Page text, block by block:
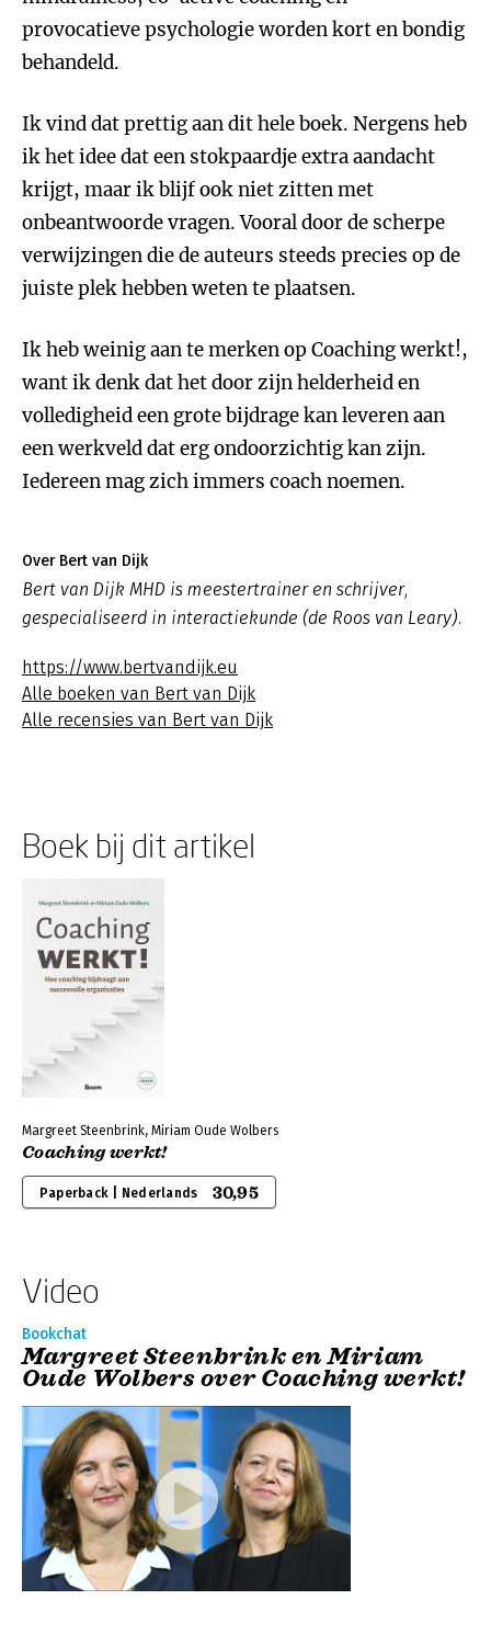
provocatieve psychologie worden kort en bondig
behandeld.
Ik vind dat prettig aan dit hele boek. Nergens heb
ik het idee dat een stokpaardje extra aandacht
krijgt, maar ik blijf ook niet zitten met
onbeantwoorde vragen. Vooral door de scherpe
verwijzingen die de auteurs steeds precies op de
juiste plek hebben weten te plaatsen.
Ik heb weinig aan te merken op Coaching werkt!,
want ik denk dat het door zijn helderheid en
volledigheid een grote bijdrage kan leveren aan
een werkveld dat erg ondoorzichtig kan zijn.
Iedereen mag zich immers coach noemen.
Over Bert van Dijk
Bert van Dijk MHD is meestertrainer en schrijver,
gespecialiseerd in interactiekunde (de Roos van Leary).
https://www.bertvandijk.eu
Alle boeken van Bert van Dijk
Alle recensies van Bert van Dijk
Boek bij dit artikel
Margreet Steenbrink, Miriam Oude Wolbers
Coaching werkt!
Paperback | Nederlands 30,95
Video
Bookchat
Margreet Steenbrink en Miriam
Oude Wolbers over Coaching werkt!